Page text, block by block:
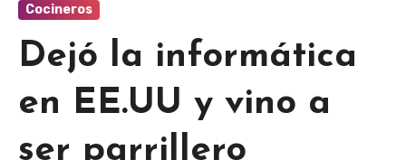
Cocineros
Dejó la informática
en EE.UU y vino a
ser parrillero